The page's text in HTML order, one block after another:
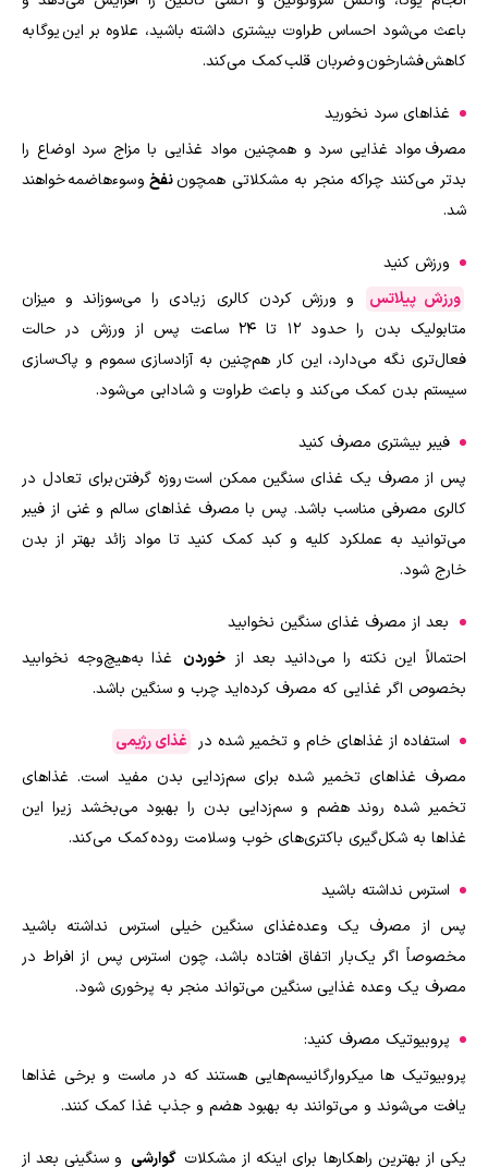
باعث می‌شود احساس طراوت بیشتری داشته باشید، علاوه بر این یوگا به
کاهش فشارخون و ضربان قلب کمک می‌کند.
غذاهای سرد نخورید
مصرف مواد غذایی سرد و همچنین مواد غذایی با مزاج سرد اوضاع را
بدتر می‌کنند چراکه منجر به مشکلاتی همچوننفخ و سوءهاضمه خواهند
شد.
ورزش کنید
ورزش پیلاتس
و ورزش کردن کالری زیادی را می‌سوزاند و میزان
متابولیک بدن را حدود 12 تا 24 ساعت پس از ورزش در حالت
فعال‌تری نگه می‌دارد، این کار هم‌چنین به آزادسازی سموم و پاک‌سازی
سیستم بدن کمک می‌کند و باعث طراوت و شادابی می‌شود.
فیبر بیشتری مصرف کنید
پس از مصرف یک غذای سنگین ممکن است روزه گرفتن برای تعادل در
کالری مصرفی مناسب باشد. پس با مصرف غذاهای سالم و غنی از فیبر
می‌توانید به عملکرد کلیه و کبد کمک کنید تا مواد زائد بهتر از بدن
خارج شود.
بعد از مصرف غذای سنگین نخوابید
احتمالاً این نکته را می‌دانید بعد از خوردن غذا به‌هیچ‌وجه نخوابید
بخصوص اگر غذایی که مصرف کرده‌اید چرب و سنگین باشد.
استفاده از غذاهای خام و تخمیر شده در غذای رژیمی
مصرف غذاهای تخمیر شده برای سم‌زدایی بدن مفید است. غذاهای
تخمیر شده روند هضم و سم‌زدایی بدن را بهبود می‌بخشد زیرا این
غذاها به شکل‌گیری باکتری‌های خوب و سلامت روده کمک می‌کند.
استرس نداشته باشید
پس از مصرف یک وعده‌غذای سنگین خیلی استرس نداشته باشید
مخصوصاً اگر یک‌بار اتفاق افتاده باشد، چون استرس پس از افراط در
مصرف یک وعده غذایی سنگین می‌تواند منجر به پرخوری شود.
پروبیوتیک مصرف کنید:
پروبیوتیک ها میکروارگانیسم‌هایی هستند که در ماست و برخی غذاها
یافت می‌شوند و می‌توانند به بهبود هضم و جذب غذا کمک کنند.
یکی از بهترین راهکارها برای اینکه از مشکلات گوارشی و سنگینی بعد از